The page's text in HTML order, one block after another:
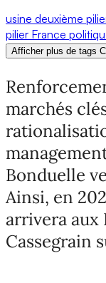
usine deuxième
pilier France
Afficher plus de tags
marchés
Bonduelle
Ainsi, en
arrivera aux
Cassegrain